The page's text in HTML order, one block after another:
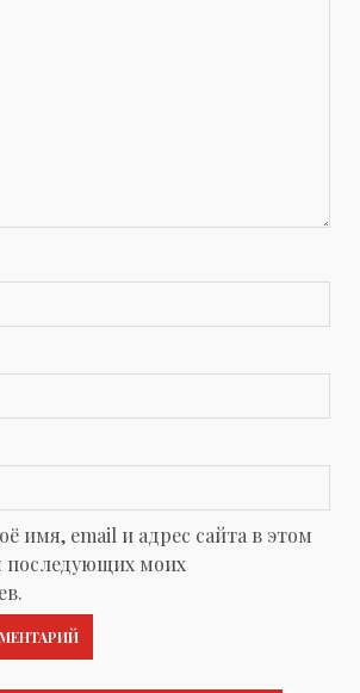
имя, email и адрес сайта в этом
последующих моих